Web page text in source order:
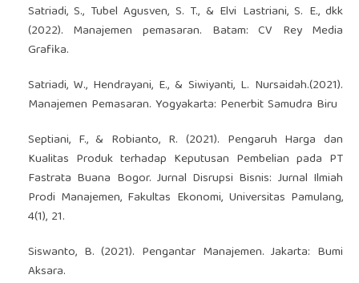
Satriadi, S., Tubel Agusven, S. T., & Elvi Lastriani, S. E., dkk
(2022). Manajemen pemasaran. Batam: CV Rey Media
Grafika.
Satriadi, W., Hendrayani, E., & Siwiyanti, L. Nursaidah.(2021).
Manajemen Pemasaran. Yogyakarta: Penerbit Samudra Biru
Septiani, F., & Robianto, R. (2021). Pengaruh Harga dan
Kualitas Produk terhadap Keputusan Pembelian pada PT
Fastrata Buana Bogor. Jurnal Disrupsi Bisnis: Jurnal Ilmiah
Prodi Manajemen, Fakultas Ekonomi, Universitas Pamulang,
4(1), 21.
Siswanto, B. (2021). Pengantar Manajemen. Jakarta: Bumi
Aksara.